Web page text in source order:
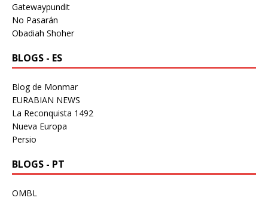
Gatewaypundit
No Pasarán
Obadiah Shoher
BLOGS - ES
Blog de Monmar
EURABIAN NEWS
La Reconquista 1492
Nueva Europa
Persio
BLOGS - PT
OMBL